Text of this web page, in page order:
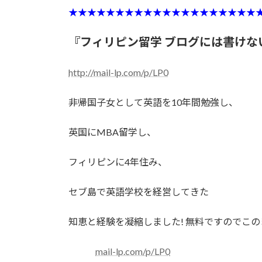
『フィリピン留学 ブログには書けな
http://mail-lp.com/p/LP0
非帰国子女として英語を10年間勉強し、
英国にMBA留学し、
フィリピンに4年住み、
セブ島で英語学校を経営してきた
知恵と経験を凝縮しました! 無料ですのでこ
mail-lp.com/p/LP0